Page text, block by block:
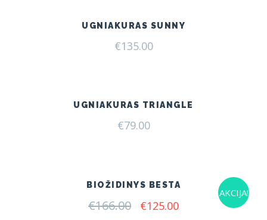
UGNIAKURAS SUNNY
€135.00
UGNIAKURAS TRIANGLE
€79.00
AKCIJA!
BIOŽIDINYS BESTA
€166.00 Original
€125.00Current